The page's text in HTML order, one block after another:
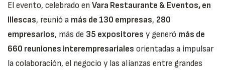
El evento, celebrado en Vara Restaurante & Eventos, en
Illescas, reunió a más de 130 empresas, 280
empresarios, más de 35 expositores y generó más de
660 reuniones interempresariales orientadas a impulsar
la colaboración, el negocio y las alianzas entre grandes